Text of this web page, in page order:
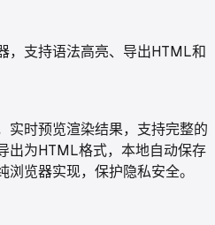
，支持语法高亮、导出HTML和
时预览渲染结果，支持完整的
出为HTML格式，本地自动保存
览器实现，保护隐私安全。